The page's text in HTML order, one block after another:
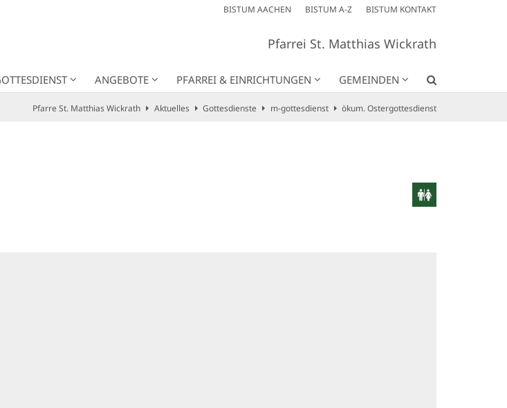
BISTUM AACHEN BISTUM A-Z BISTUM KONTAKT
Pfarrei St. Matthias Wickrath
ANGEBOTE PFARREI & EINRICHTUNGEN GEMEINDEN
Pfarre St. Matthias Wickrath Aktuelles Gottesdienste m-gottesdienst ökum. Ostergottesdienst